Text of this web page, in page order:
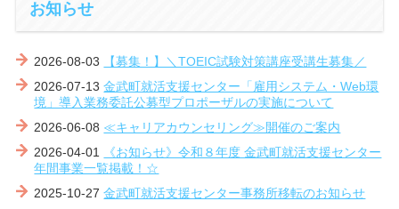
お知らせ
2026-08-03
【募集！】＼TOEIC試験対策講座受講生募集／
2026-07-13 金武町就活支援センター「雇用システム・Web環
境」導入業務委託公募型プロポーザルの実施について
2026-06-08 ≪キャリアカウンセリング≫開催のご案内
2026-04-01
《お知らせ》令和８年度 金武町就活支援センター
年間事業一覧掲載！☆
2025-10-27 金武町就活支援センター事務所移転のお知らせ